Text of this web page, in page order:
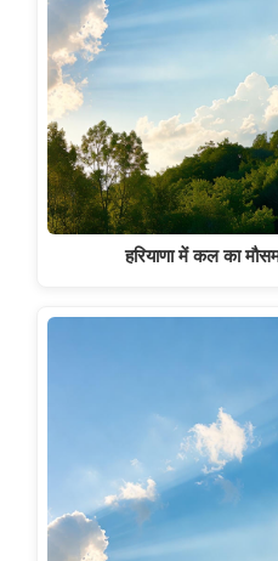
हरियाणा में कल का